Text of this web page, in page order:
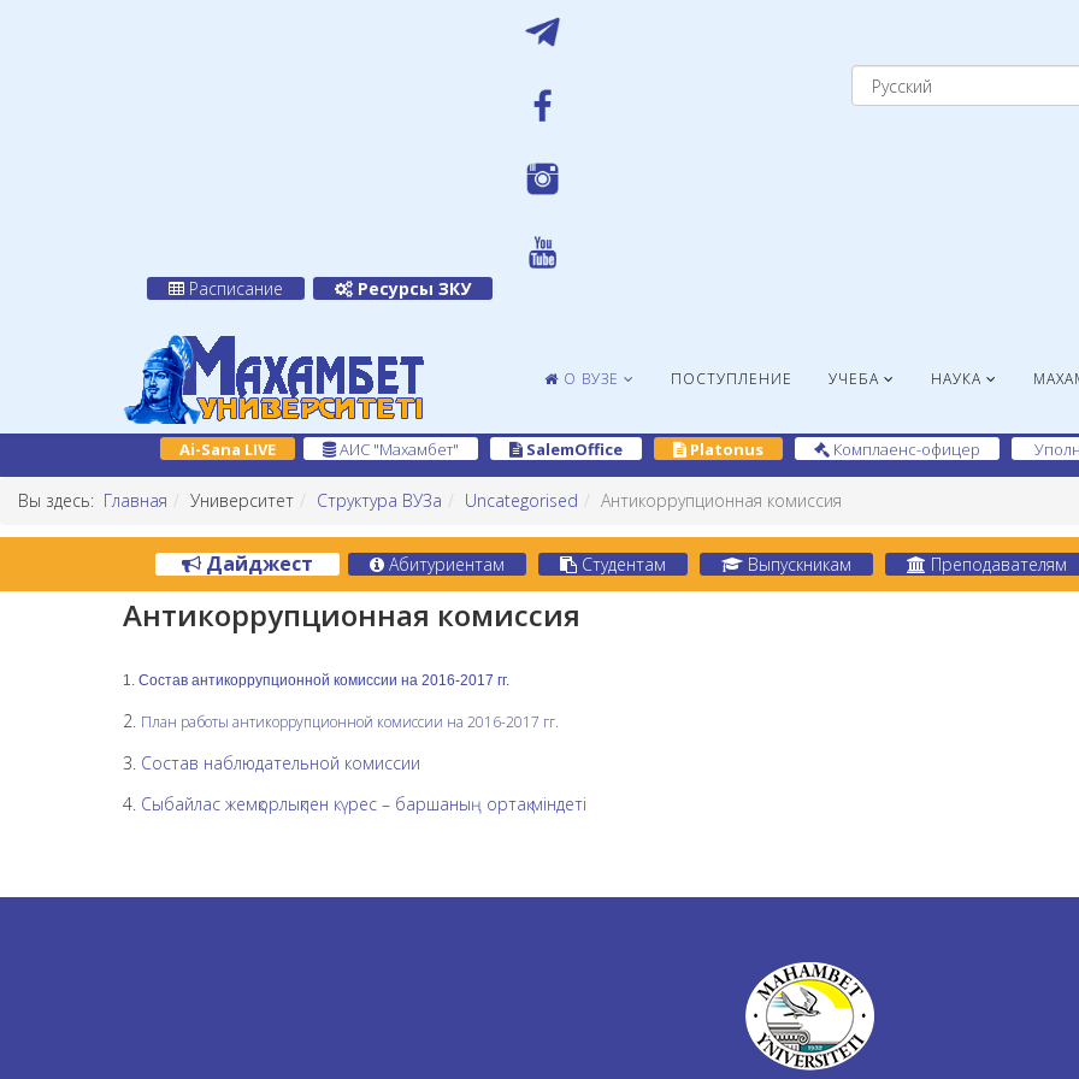
Расписание Ресурсы ЗКУ
О ВУЗЕ ПОСТУПЛЕНИЕ УЧЕБА НАУКА
Ai-Sana LIVE АИС "Махамбет" SalemOffice Platonus Комплаенс-офицер
Вы здесь: Главная Университет Структура ВУЗа Uncategorised Антикоррупционная комиссия
Дайджест Абитуриентам Студентам Выпускникам Преподавателям
Антикоррупционная комиссия
1. Состав антикоррупционной комиссии на 2016-2017 гг.
2. План работы антикоррупционной комиссии на 2016-2017 гг.
3. Состав наблюдательной комиссии
4. Сыбайлас жемқорлықпен күрес – баршаның ортақ міндеті